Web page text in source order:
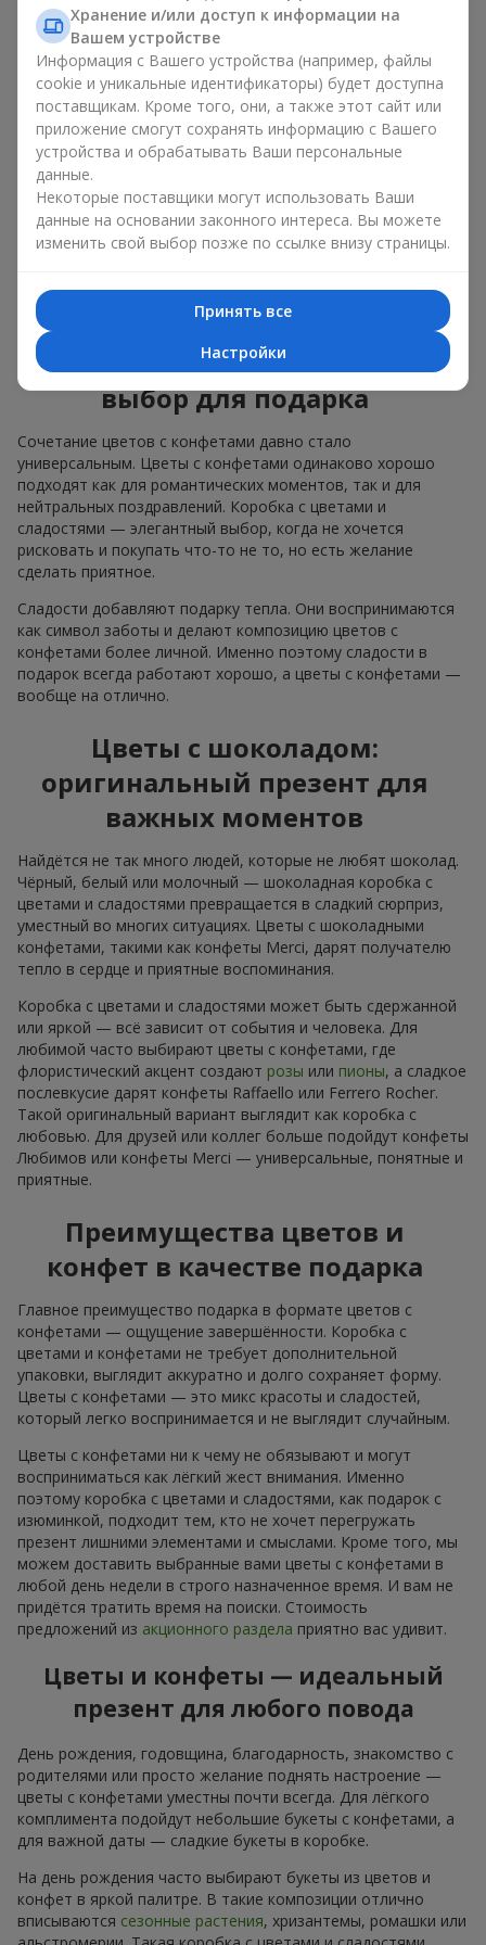
Длякорпоративного мероприятияподойдёт
премиальный подарок: здесь коробка с цветами и
сладостями дополняется изысканными каллами,
герберамиилиорхидеямии элитными сладостями;
Нежные букеты изэустомы, тюльпановили
альстромериихорошо сочетаются с конфетами
Merci, поддерживая нежную подачу и лёгкое
настроение — как
ребёнка или ко Дню всех влюблённых.
Мы поможем вам подобрать лучшее сочетание цветочного
микса и сладостей под ваш повод и оформим подарок —
Коробка с цветами и
сладостями — ваш лучший
выбор для подарка
Сочетание цветов с конфетами давно стало
универсальным. Цветы с конфетами одинаково хорошо
подходят как для романтических моментов, так и для
нейтральных поздравлений. Коробка с цветами и
сладостями — элегантный выбор, когда не хочется
рисковать и покупать что-то не то, но есть желание
сделать приятное.
Сладости добавляют подарку тепла. Они воспринимаются
как символ заботы и делают композицию цветов с
конфетами более личной. Именно поэтому сладости в
подарок всегда работают хорошо, а цветы с конфетами —
вообще на отлично.
Цветы с шоколадом:
оригинальный презент для
важных моментов
Найдётся не так много людей, которые не любят шоколад.
Чёрный, белый или молочный — шоколадная коробка с
цветами и сладостями превращается в сладкий сюрприз,
уместный во многих ситуациях. Цветы с шоколадными
конфетами, такими как конфеты Merci, дарят получателю
тепло в сердце и приятные воспоминания.
Коробка с цветами и сладостями может быть сдержанной
или яркой — всё зависит от события и человека. Для
любимой часто выбирают цветы с конфетами, где
флористический акцент создают розы или пионы, а сладкое
послевкусие дарят конфеты Raffaello или Ferrero Rocher.
Такой оригинальный вариант выглядит как коробка с
любовью. Для друзей или коллег больше подойдут конфеты
Любимов или конфеты Merci — универсальные, понятные и
приятные.
Преимущества цветов и
конфет в качестве подарка
Главное преимущество подарка в формате цветов с
конфетами — ощущение завершённости. Коробка с
цветами и конфетами не требует дополнительной
упаковки, выглядит аккуратно и долго сохраняет форму.
Цветы с конфетами — это микс красоты и сладостей,
который легко воспринимается и не выглядит случайным.
Цветы с конфетами ни к чему не обязывают и могут
восприниматься как лёгкий жест внимания. Именно
поэтому коробка с цветами и сладостями, как подарок с
изюминкой, подходит тем, кто не хочет перегружать
презент лишними элементами и смыслами. Кроме того, мы
можем доставить выбранные вами цветы с конфетами в
любой день недели в строго назначенное время. И вам не
придётся тратить время на поиски. Стоимость
предложений из акционного раздела приятно вас удивит.
Цветы и конфеты — идеальный
презент для любого повода
День рождения, годовщина, благодарность, знакомство с
родителями или просто желание поднять настроение —
цветы с конфетами уместны почти всегда. Для лёгкого
комплимента подойдут небольшие букеты с конфетами, а
для важной даты — сладкие букеты в коробке.
На день рождения часто выбирают букеты из цветов и
конфет в яркой палитре. В такие композиции отлично
вписываются сезонные растения, хризантемы, ромашки или
Хранение и/или доступ к информации на
Вашем устройстве
Информация с Вашего устройства (например, файлы
cookie и уникальные идентификаторы) будет доступна
поставщикам. Кроме того, они, а также этот сайт или
приложение смогут сохранять информацию с Вашего
устройства и обрабатывать Ваши персональные
данные.
Некоторые поставщики могут использовать Ваши
данные на основании законного интереса. Вы можете
изменить свой выбор позже по ссылке внизу страницы.
Принять все
Настройки